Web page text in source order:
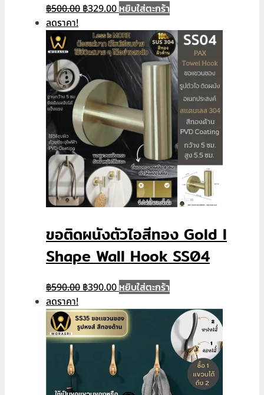
฿500.00 Original
was:
฿500.00.
฿329.00Current
is:
฿329.00.
หยิบใส่ตะกร้า
ลดราคา!
ขอติดผนังตัวไอสีทอง Gold I
Shape Wall Hook SS04
฿590.00 Original
was:
฿590.00.
฿390.00Current
is:
฿390.00.
หยิบใส่ตะกร้า
ลดราคา!